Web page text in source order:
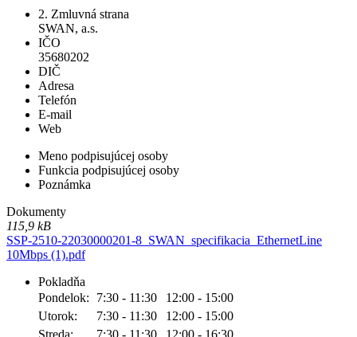
2. Zmluvná strana
SWAN, a.s.
IČO
35680202
DIČ
Adresa
Telefón
E-mail
Web
Meno podpisujúcej osoby
Funkcia podpisujúcej osoby
Poznámka
Dokumenty
115,9 kB
SSP-2510-22030000201-8_SWAN_specifikacia_EthernetLine
10Mbps (1).pdf
Pokladňa
Pondelok:
7:30 - 11:30
12:00 - 15:00
Utorok:
7:30 - 11:30
12:00 - 15:00